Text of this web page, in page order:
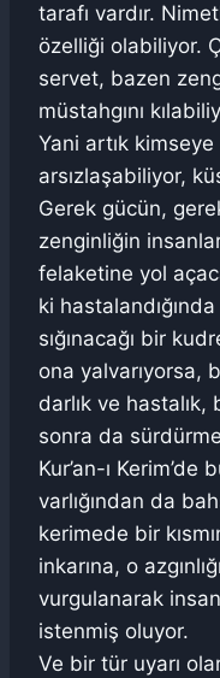
tarafı vardır.
özelliği olabiliyor.
servet, bazen
müstahgını
Yani artık
arsızlaşabiliyor,
Gerek gücün,
zenginliğin
felaketine yol
ki
sığınacağı bir
ona yalvarıyorsa,
darlık ve
sonra da
Kur’an-ı
varlığından da
kerimede bir
inkarına, o
vurgulanarak
istenmiş oluyor.
Ve bir tür uyarı